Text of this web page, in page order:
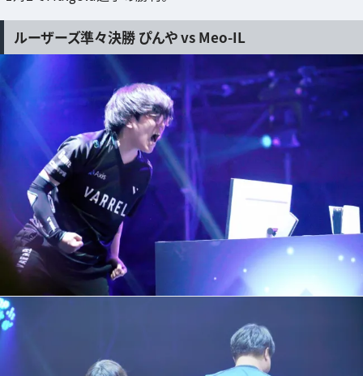
ルーザーズ準々決勝 ぴんや vs Meo-IL